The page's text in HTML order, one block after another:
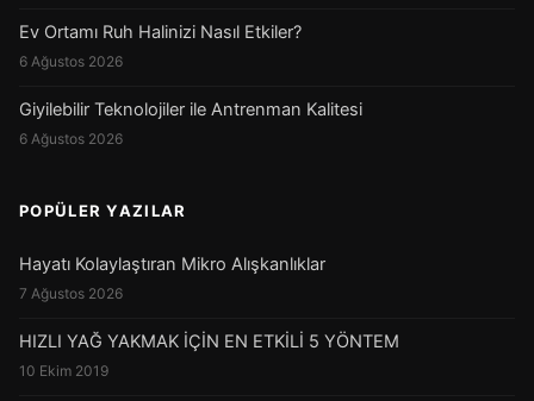
Ev Ortamı Ruh Halinizi Nasıl Etkiler?
6 Ağustos 2026
Giyilebilir Teknolojiler ile Antrenman Kalitesi
6 Ağustos 2026
POPÜLER YAZILAR
Hayatı Kolaylaştıran Mikro Alışkanlıklar
7 Ağustos 2026
HIZLI YAĞ YAKMAK İÇİN EN ETKİLİ 5 YÖNTEM
10 Ekim 2019